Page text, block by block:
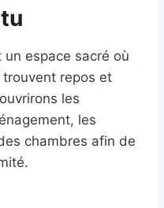
espace sacré où
repos et
les
les
chambres afin de